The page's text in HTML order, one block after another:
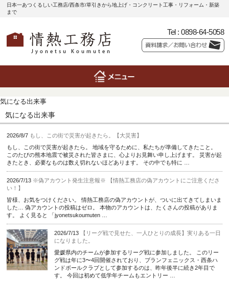
日本一あつくるしい工務店/西条市/草引きから地上げ・コンクリート工事・リフォーム・新築
まで
Tel : 0898-64-5058
気になる出来事
気になる出来事
2026/8/7 もし、この街で災害が起きたら。【大災害】
もし、この街で災害が起きたら。 地域を守るために、私たちが準備してきたこと。
このたびの熊本地震で被災された皆さまに、心よりお見舞い申し上げます。 災害が起
きたとき、必要なものは数え切れないほどあります。 その中でも特に …
2026/7/13 ※偽アカウント発生注意報※ 【情熱工務店の偽アカウントにご注意くださ
い！】
皆様、お気をつけください。 情熱工務店の偽アカウントが、ついに出てきてしまいま
した… 偽アカウントの投稿はゼロ。 本物のアカウントは、たくさんの投稿がありま
す。 よく見ると 「jyonetsukoumuten …
2026/7/13
【リーグ戦で見せた、一人ひとりの成長】実りある一日
になりました。
愛媛県内のチームが参加するリーグ戦に参加しました。 このリー
グ戦は年に3〜4回開催されており、ブランフェニックス・西条ハ
ンドボールクラブとして参加するのは、昨年後半に続き2年目で
す。 今回は初めて低学年チームもエントリー …